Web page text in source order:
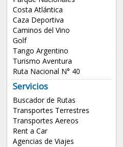
Costa Atlántica
Caza Deportiva
Caminos del Vino
Golf
Tango Argentino
Turismo Aventura
Ruta Nacional N° 40
Servicios
Buscador de Rutas
Transportes Terrestres
Transportes Aereos
Rent a Car
Agencias de Viajes